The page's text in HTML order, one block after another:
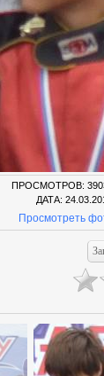
ПРОСМОТРОВ:
ДАТА:
Просмотреть